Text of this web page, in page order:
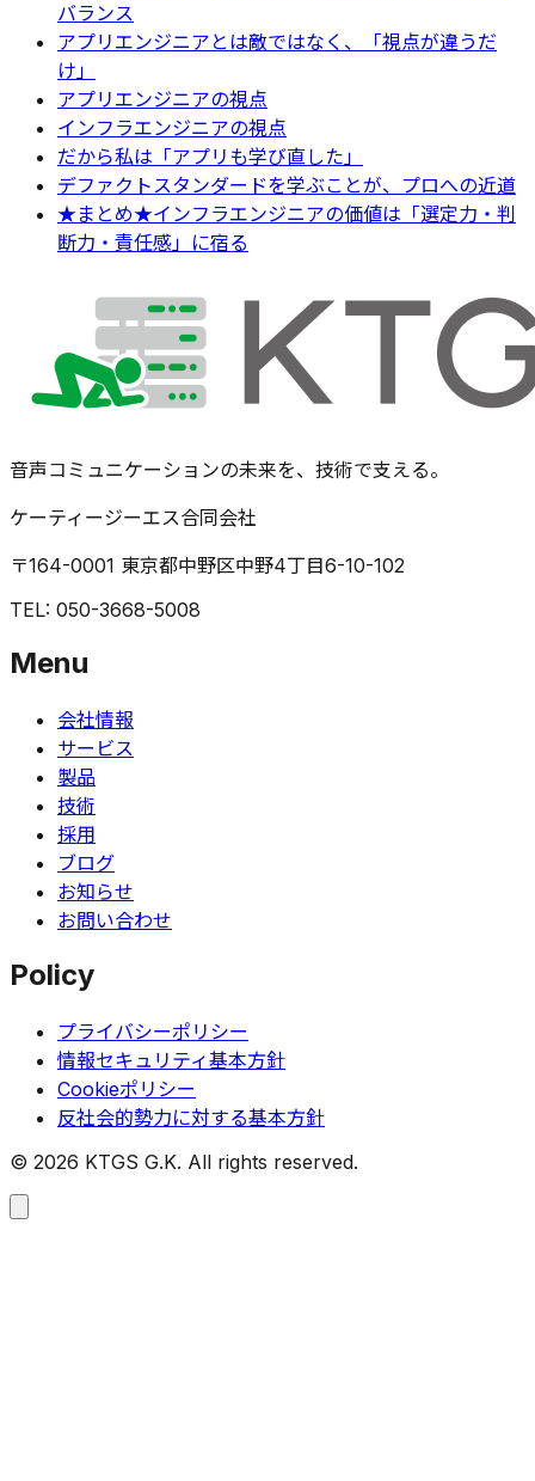
バランス
アプリエンジニアとは敵ではなく、「視点が違うだ
け」
アプリエンジニアの視点
インフラエンジニアの視点
だから私は「アプリも学び直した」
デファクトスタンダードを学ぶことが、プロへの近道
★まとめ★インフラエンジニアの価値は「選定力・判
断力・責任感」に宿る
音声コミュニケーションの未来を、技術で支える。
ケーティージーエス合同会社
〒164-0001 東京都中野区中野4丁目6-10-102
TEL: 050-3668-5008
Menu
会社情報
サービス
製品
技術
採用
ブログ
お知らせ
お問い合わせ
Policy
プライバシーポリシー
情報セキュリティ基本方針
Cookieポリシー
反社会的勢力に対する基本方針
© 2026 KTGS G.K. All rights reserved.